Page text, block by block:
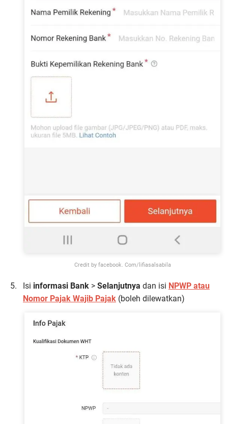
Credit by facebook. Com/lifiasalsabila
Isi informasi Bank > Selanjutnya dan isi NPWP atau
Nomor Pajak Wajib Pajak (boleh dilewatkan)